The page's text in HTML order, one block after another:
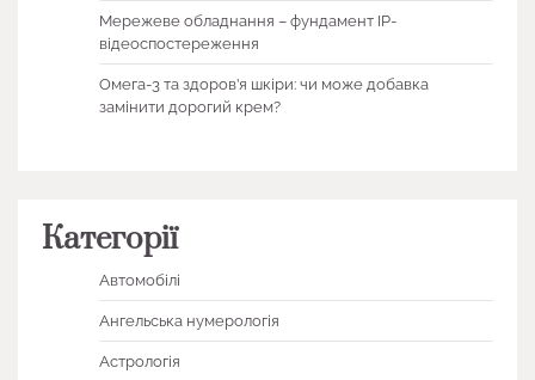
Мережеве обладнання – фундамент IP-
відеоспостереження
Омега-3 та здоров’я шкіри: чи може добавка
замінити дорогий крем?
Категорії
Автомобілі
Ангельська нумерологія
Астрологія